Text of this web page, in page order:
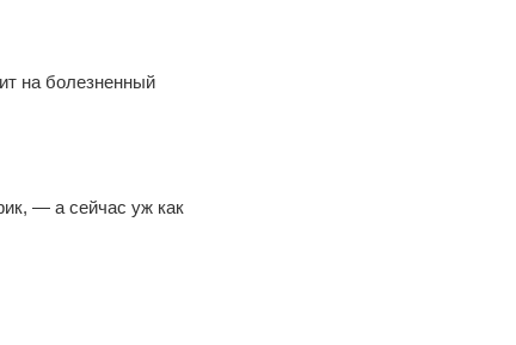
на болезненный
— а сейчас уж как